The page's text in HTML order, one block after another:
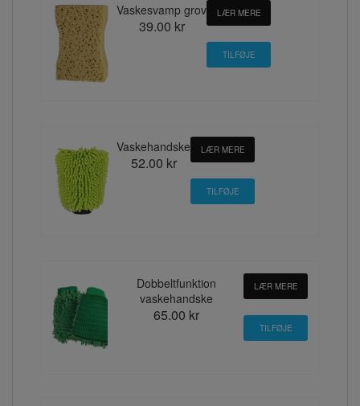
Vaskesvamp grov
39.00 kr
LÆR MERE
Vaskehandske
52.00 kr
LÆR MERE
Dobbeltfunktion
vaskehandske
65.00 kr
LÆR MERE